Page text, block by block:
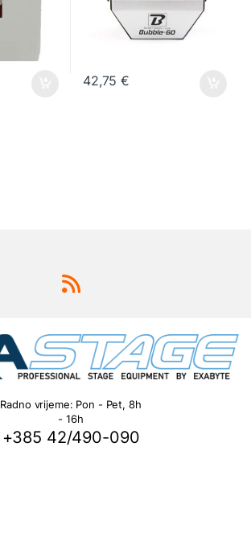
42,75€
Radno vrijeme: Pon - Pet, 8h
- 16h
+385 42/490-090